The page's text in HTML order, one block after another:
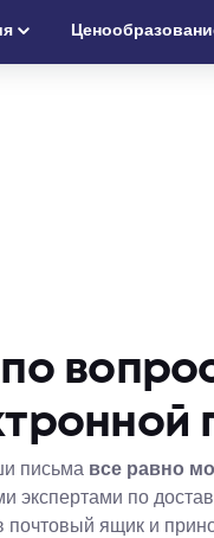
по
письма все равно
экспертами по
ящик и